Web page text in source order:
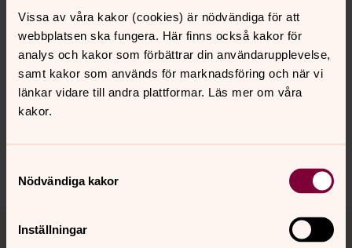
Vissa av våra kakor (cookies) är nödvändiga för att
webbplatsen ska fungera. Här finns också kakor för
analys och kakor som förbättrar din användarupplevelse,
samt kakor som används för marknadsföring och när vi
länkar vidare till andra plattformar. Läs mer om våra
kakor.
Nödvändiga kakor
Inställningar
Senast ändrad 24 maj 2022
Synpunkter eller frågor på sidans
innehåll?
ystad-sovestads.forsamling@svenskakyrkan.se